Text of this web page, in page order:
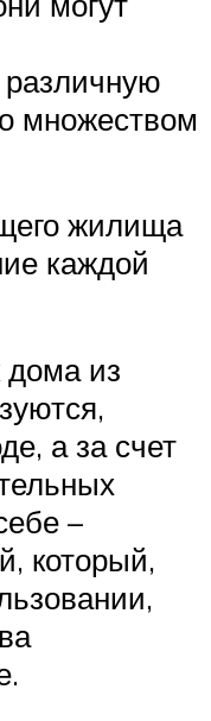
множеством
жилища
каждой
дома из
а за счет
–
который,